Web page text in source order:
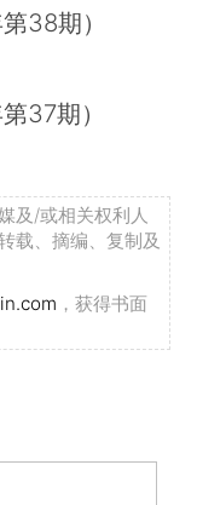
38期）
37期）
及/或相关权利人
载、摘编、复制及
，获得书面